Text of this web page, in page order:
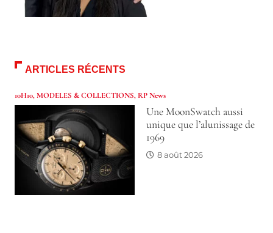
ARTICLES RÉCENTS
10H10,MODELES & COLLECTIONS, RP News
Une MoonSwatch aussi
unique que l’alunissage de
1969
8 août 2026